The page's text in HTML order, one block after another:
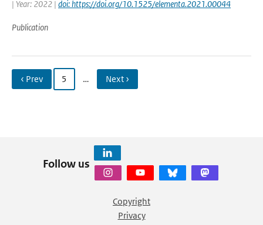
| Year: 2022 | doi: https://doi.org/10.1525/elementa.2021.00044
Publication
‹ Prev 5 … Next ›
Follow us
Copyright
Privacy